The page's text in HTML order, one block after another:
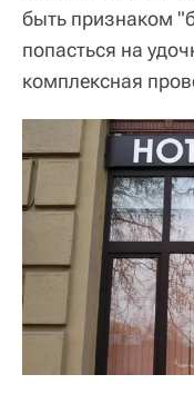
быть признаком
попасться на
комплексная